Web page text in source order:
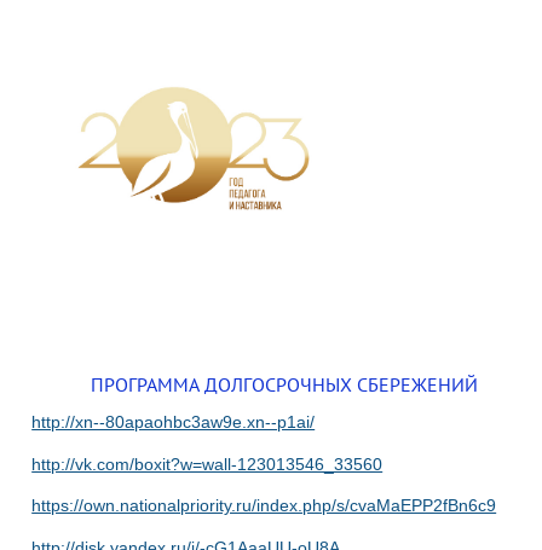
ПРОГРАММА ДОЛГОСРОЧНЫХ СБЕРЕЖЕНИЙ
http://xn--80apaohbc3aw9e.xn--p1ai/
http://vk.com/boxit?w=wall-123013546_33560
https://own.nationalpriority.ru/index.php/s/cvaMaEPP2fBn6c9